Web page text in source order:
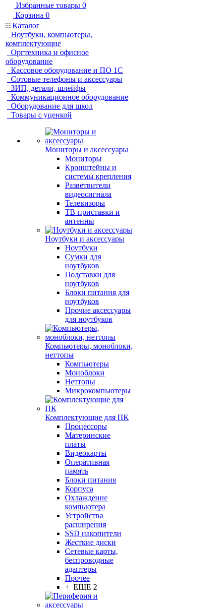
Избранные товары 0
Корзина 0
Каталог
Ноутбуки, компьютеры,
комплектующие
Оргтехника и офисное
оборудование
Кассовое оборудование и ПО 1С
Сотовые телефоны и аксессуары
ЗИП, детали, шлейфы
Коммуникационное оборудование
Оборудование для школ
Товары с уценкой
Мониторы и аксессуары
Мониторы
Кронштейны и
системы крепления
Разветвители
видеосигнала
Телевизоры
ТВ-приставки и
антенны
Ноутбуки и аксессуары
Ноутбуки
Сумки для
ноутбуков
Подставки для
ноутбуков
Блоки питания для
ноутбуков
Прочие аксессуары
для ноутбуков
Компьютеры, моноблоки,
неттопы
Компьютеры
Моноблоки
Неттопы
Микрокомпьютеры
Комплектующие для ПК
Процессоры
Материнские
платы
Видеокарты
Оперативная
память
Блоки питания
Корпуса
Охлаждение
компьютера
Устройства
расширения
SSD накопители
Жесткие диски
Сетевые карты,
беспроводные
адаптеры
Прочее
+ ЕЩЕ 2